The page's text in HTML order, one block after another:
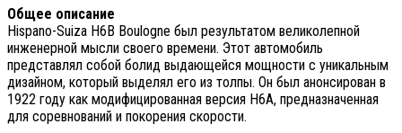
Общее описание
Hispano-Suiza H6B Boulogne был результатом великолепной
инженерной мысли своего времени. Этот автомобиль
представлял собой болид выдающейся мощности с уникальным
дизайном, который выделял его из толпы. Он был анонсирован в
1922 году как модифицированная версия H6A, предназначенная
для соревнований и покорения скорости.